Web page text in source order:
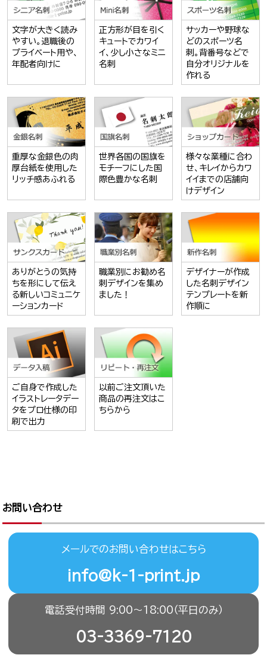
文字が大きく読み
やすい。退職後の
プライベート用や、
年配者向けに
正方形が目を引く
キュートでカワイ
イ、少し小さなミニ
名刺
サッカーや野球な
どのスポーツ名
刺。背番号などで
自分オリジナルを
作れる
重厚な金銀色の肉
厚台紙を使用した
リッチ感あふれる
世界各国の国旗を
モチーフにした国
際色豊かな名刺
様々な業種に合わ
せ、キレイからカワ
イイまでの店舗向
けデザイン
ありがとうの気持
ちを形にして伝え
る新しいコミュニケ
ーションカード
職業別にお勧め名
刺デザインを集め
ました！
デザイナーが作成
した名刺デザイン
テンプレートを新
作順に
ご自身で作成した
イラストレータデー
タをプロ仕様の印
刷で出力
以前ご注文頂いた
商品の再注文はこ
ちらから
お問い合わせ
メールでのお問い合わせはこちら
info@k-1-print.jp
電話受付時間 9:00〜18:00（平日のみ）
03-3369-7120